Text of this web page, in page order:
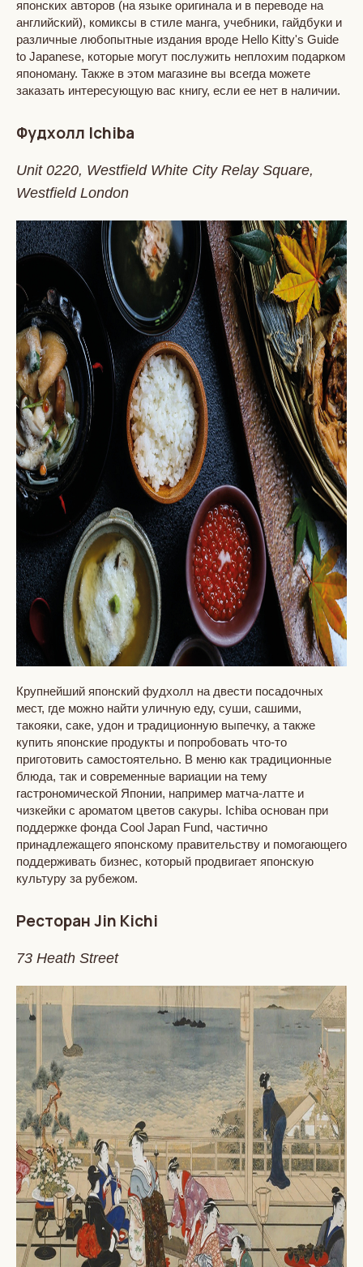
японских авторов (на языке оригинала и в переводе на
английский), комиксы в стиле манга, учебники, гайдбуки и
различные любопытные издания вроде Hello Kitty's Guide
to Japanese, которые могут послужить неплохим подарком
япономану. Также в этом магазине вы всегда можете
заказать интересующую вас книгу, если ее нет в наличии.
Фудхолл Ichiba
Unit 0220, Westfield White City Relay Square,
Westfield London
Крупнейший японский фудхолл на двести посадочных
мест, где можно найти уличную еду, суши, сашими,
такояки, саке, удон и традиционную выпечку, а также
купить японские продукты и попробовать что-то
приготовить самостоятельно. В меню как традиционные
блюда, так и современные вариации на тему
гастрономической Японии, например матча-латте и
чизкейки с ароматом цветов сакуры. Ichiba основан при
поддержке фонда Cool Japan Fund, частично
принадлежащего японскому правительству и помогающего
поддерживать бизнес, который продвигает японскую
культуру за рубежом.
Ресторан Jin Kichi
73 Heath Street